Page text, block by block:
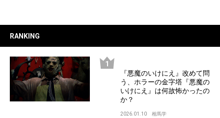
RANKING
『悪魔のいけにえ』改めて問
う、ホラーの金字塔『悪魔の
いけにえ』は何故怖かったの
か？
2026.01.10 相馬学